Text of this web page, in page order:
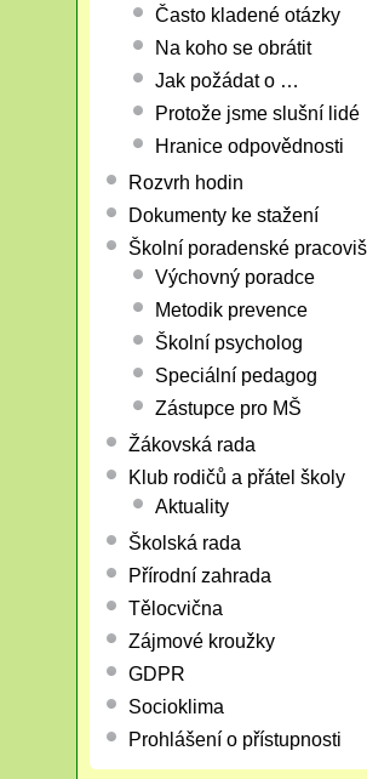
Často kladené otázky
Na koho se obrátit
Jak požádat o …
Protože jsme slušní lidé
Hranice odpovědnosti
Rozvrh hodin
Dokumenty ke stažení
Školní poradenské
Výchovný poradce
Metodik prevence
Školní psycholog
Speciální pedagog
Zástupce pro MŠ
Žákovská rada
Klub rodičů a přátel školy
Aktuality
Školská rada
Přírodní zahrada
Tělocvična
Zájmové kroužky
GDPR
Socioklima
Prohlášení o přístupnosti